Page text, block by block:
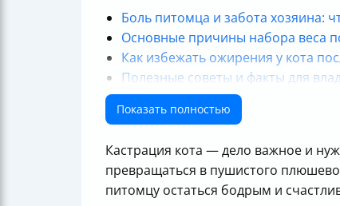
Боль питомца и забота хозяина:
Основные причины набора веса
Как избежать ожирения у кота
Полезные советы и факты для
Итоговая формула счастливой и
Полезные ссылки
Показать полностью
Кастрация кота — дело важное и
превращаться в пушистого
питомцу остаться бодрым и